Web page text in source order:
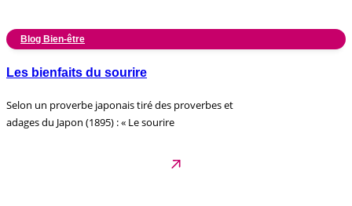
Blog Bien-être
Les bienfaits du sourire
Selon un proverbe japonais tiré des proverbes et
adages du Japon (1895) : « Le sourire